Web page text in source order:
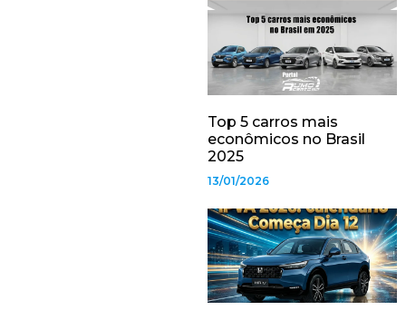
Top 5 carros mais
econômicos no Brasil
2025
13/01/2026